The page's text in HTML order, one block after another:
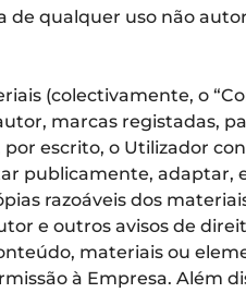
qualquer uso não
(colectivamente, o
marcas registadas,
escrito, o Utilizador
publicamente, adaptar,
razoáveis dos
e outros avisos de
materiais ou
à Empresa. Além